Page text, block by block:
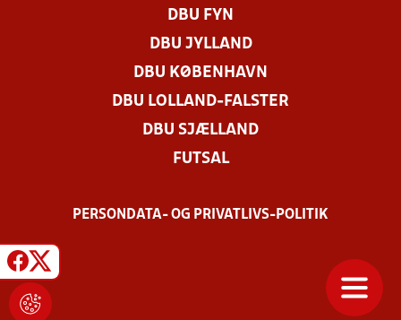
DBU FYN
DBU JYLLAND
DBU KØBENHAVN
DBU LOLLAND-FALSTER
DBU SJÆLLAND
FUTSAL
PERSONDATA- OG PRIVATLIVS-POLITIK